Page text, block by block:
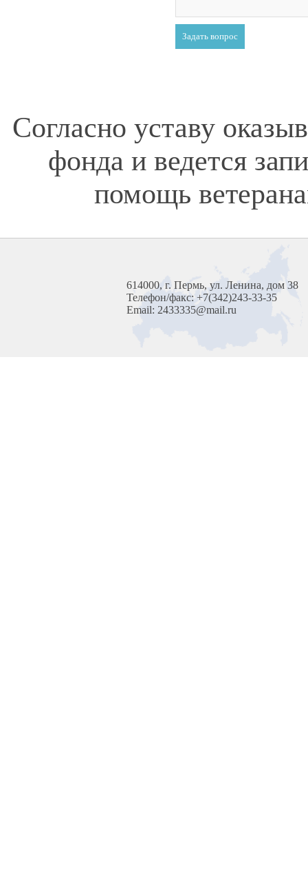
Согласно уставу
фонда и ведется
помощь
614000, г. Пермь, ул. Ленина, дом 38
Телефон/факс: +7(342)243-33-35
Email: 2433335@mail.ru